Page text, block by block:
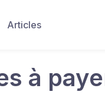
Articles
à